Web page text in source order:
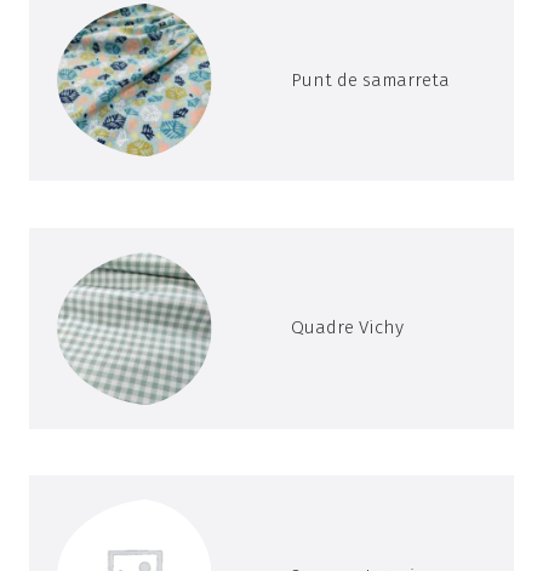
Punt de samarreta
Quadre Vichy